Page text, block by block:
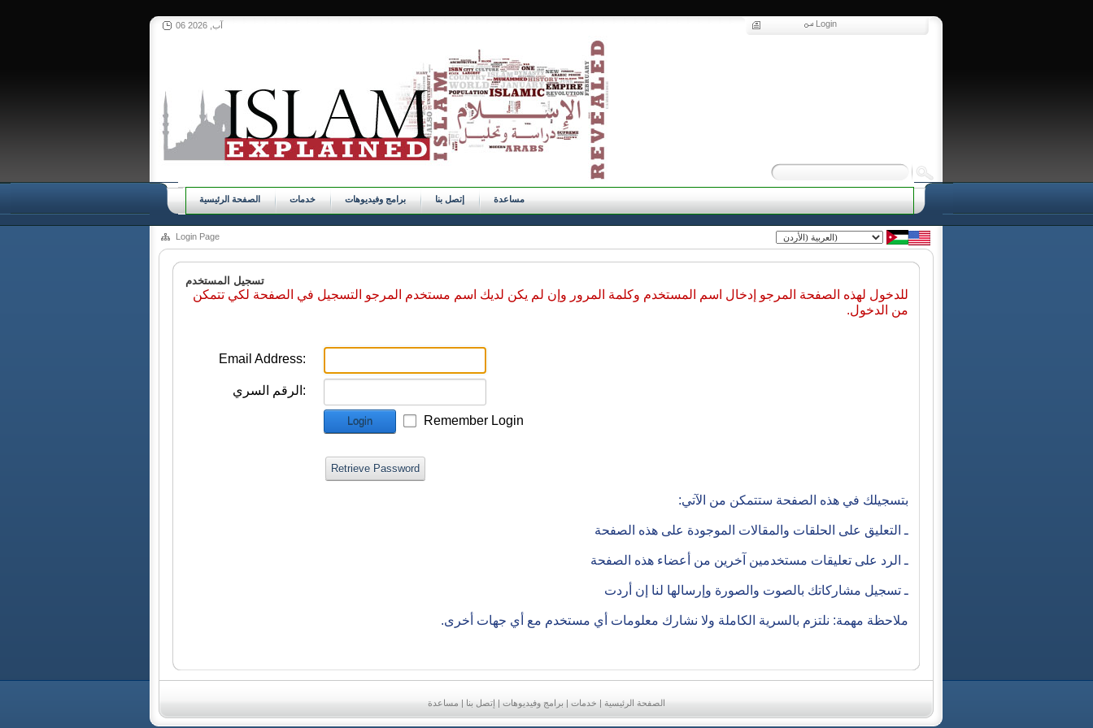
06 آب, 2026 Login
الصفحة الرئيسية خدمات برامج وفيديوهات إتصل بنا مساعدة
Login Page
تسجيل المستخدم
للدخول لهذه الصفحة المرجو إدخال اسم المستخدم وكلمة المرور وإن لم يكن لديك اسم مستخدم المرجو التسجيل في الصفحة لكي تتمكن
من الدخول.
Email Address:
الرقم السري:
Login Remember Login
Retrieve Password
بتسجيلك في هذه الصفحة ستتمكن من الآتي:
ـ التعليق على الحلقات والمقالات الموجودة على هذه الصفحة
ـ الرد على تعليقات مستخدمين آخرين من أعضاء هذه الصفحة
ـ تسجيل مشاركاتك بالصوت والصورة وإرسالها لنا إن أردت
ملاحظة مهمة: نلتزم بالسرية الكاملة ولا نشارك معلومات أي مستخدم مع أي جهات أخرى.
الصفحة الرئيسية | خدمات |برامج وفيديوهات | إتصل بنا | مساعدة